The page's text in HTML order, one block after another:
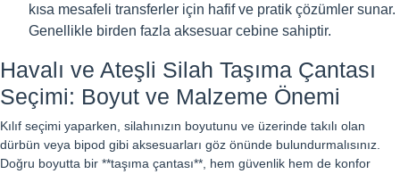
kısa mesafeli transferler için hafif ve pratik çözümler sunar.
Genellikle birden fazla aksesuar cebine sahiptir.
Havalı ve Ateşli Silah Taşıma Çantası
Seçimi: Boyut ve Malzeme Önemi
Kılıf seçimi yaparken, silahınızın boyutunu ve üzerinde takılı olan
dürbün veya bipod gibi aksesuarları göz önünde bulundurmalısınız.
Doğru boyutta bir **taşıma çantası**, hem güvenlik hem de konfor